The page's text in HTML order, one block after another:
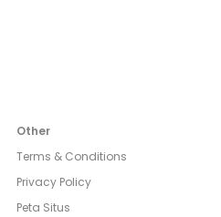
Other
Terms & Conditions
Privacy Policy
Peta Situs